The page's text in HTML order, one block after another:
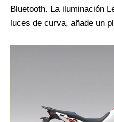
Bluetooth. La iluminación
luces de curva, añade un